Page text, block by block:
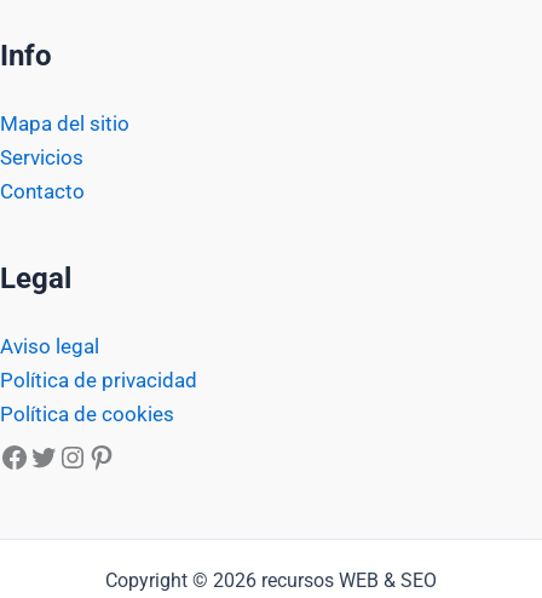
Info
Mapa del sitio
Servicios
Contacto
Legal
Aviso legal
Política de privacidad
Política de cookies
Facebook
Twitter
Instagram
Pinterest
Copyright © 2026 recursos WEB & SEO